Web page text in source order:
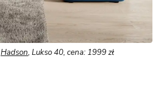
Hadson, Lukso 40, cena: 1999 zł